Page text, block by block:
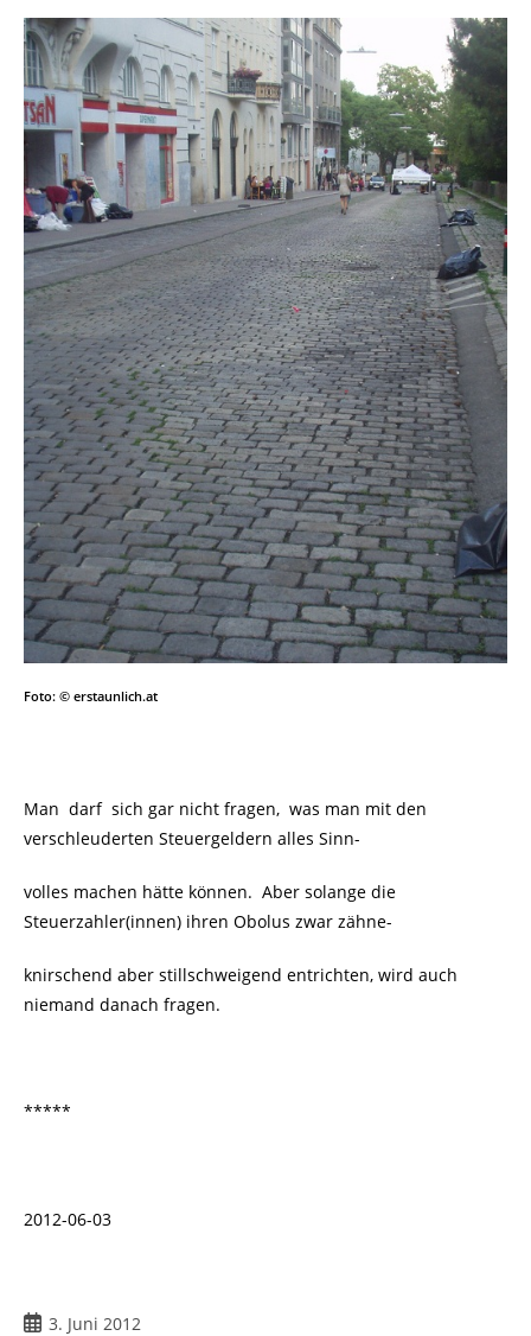
Foto: © erstaunlich.at
Man darf sich gar nicht fragen, was man mit den
verschleuderten Steuergeldern alles Sinn-
volles machen hätte können. Aber solange die
Steuerzahler(innen) ihren Obolus zwar zähne-
knirschend aber stillschweigend entrichten, wird auch
niemand danach fragen.
*****
2012-06-03
Beitrag3. Juni 2012